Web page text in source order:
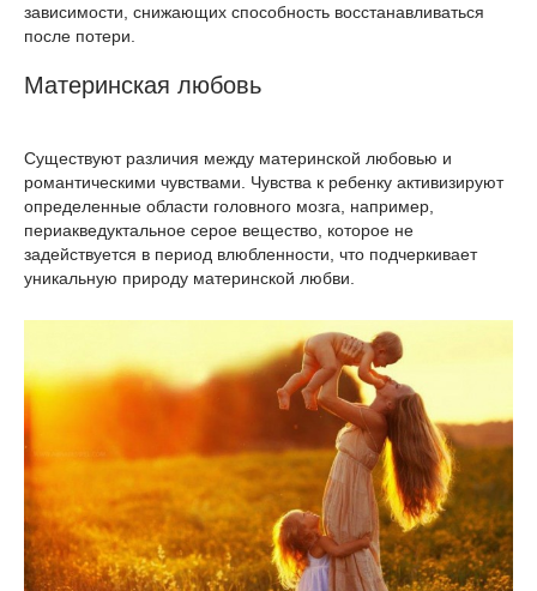
зависимости, снижающих способность восстанавливаться
после потери.
Материнская любовь
Существуют различия между материнской любовью и
романтическими чувствами. Чувства к ребенку активизируют
определенные области головного мозга, например,
периакведуктальное серое вещество, которое не
задействуется в период влюбленности, что подчеркивает
уникальную природу материнской любви.